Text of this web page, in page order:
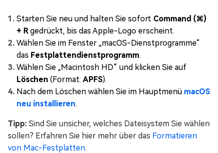
Starten Sie neu und halten Sie sofort Command (⌘)
+ Rgedrückt, bis das Apple-Logo erscheint.
Wählen Sie im Fenster „macOS-Dienstprogramme“
das Festplattendienstprogramm.
Wählen Sie „Macintosh HD“ und klicken Sie auf
Löschen (Format: APFS).
Nach dem Löschen wählen Sie im Hauptmenü macOS
neu installieren.
Tipp: Sind Sie unsicher, welches Dateisystem Sie wählen
sollen? Erfahren Sie hier mehr über das Formatieren
von Mac-Festplatten.